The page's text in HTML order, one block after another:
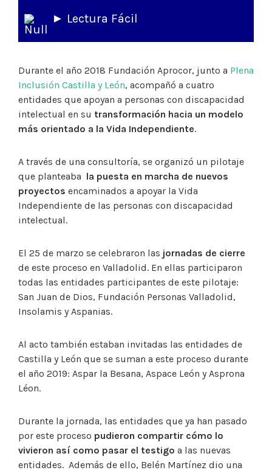
► Lectura Fácil
Durante el año 2018 Fundación Aprocor, junto a Plena
Inclusión Castilla y León, acompañó a cuatro
entidades que apoyan a personas con discapacidad
intelectual en su transformación hacia un modelo
más orientado a la Vida Independiente.
A través de una consultoría, se organizó un pilotaje
que planteaba la puesta en marcha de nuevos
proyectos encaminados a apoyar la Vida
Independiente de las personas con discapacidad
intelectual.
El 25 de marzo se celebraron las jornadas de cierre
de este proceso en Valladolid. En ellas participaron
todas las entidades participantes de este pilotaje:
San Juan de Dios, Fundación Personas Valladolid,
Insolamis y Aspanias.
Al acto también estaban invitadas las entidades de
Castilla y León que se suman a este proceso durante
el año 2019: Aspar la Besana, Aspace León y Asprona
Léon.
Durante la jornada, las entidades que ya han pasado
por este proceso pudieron compartir cómo lo
vivieron así como pasar el testigo a las nuevas
entidades. Además de ello, Belén Martínez dio una